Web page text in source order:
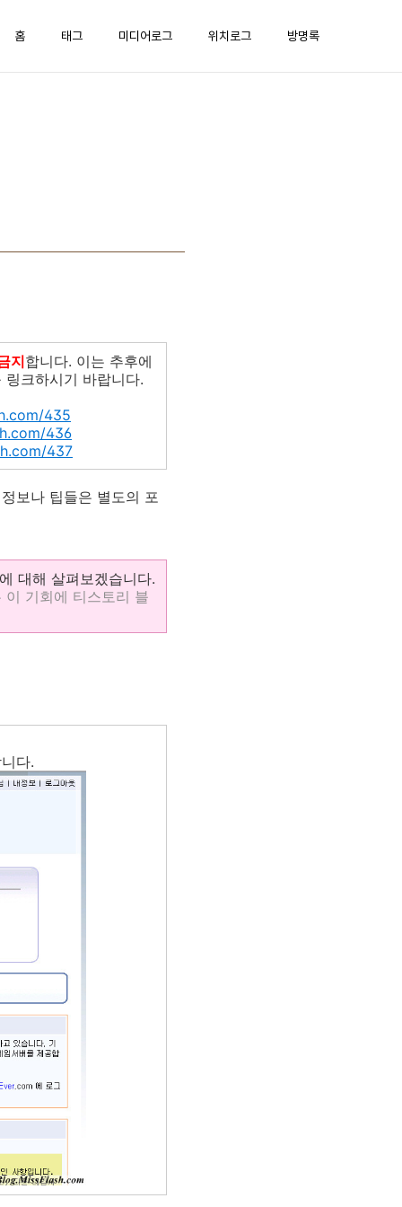
홈 태그 미디어로그 위치로그 방명록
지합니다. 이는 추후에
크하시기 바랍니다.
435
436
437
보나 팁들은 별도의 포
에 대해 살펴보겠습니다.
이 기회에 티스토리 블
다.